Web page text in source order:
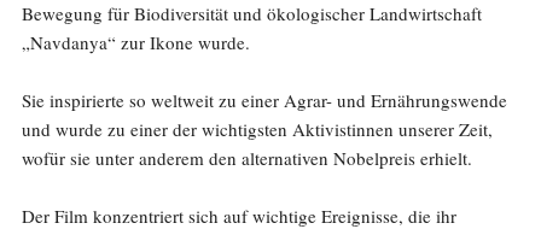
Bewegung für Biodiversität und ökologischer Landwirtschaft
„Navdanya“ zur Ikone wurde.
Sie inspirierte so weltweit zu einer Agrar- und Ernährungswende
und wurde zu einer der wichtigsten Aktivistinnen unserer Zeit,
wofür sie unter anderem den alternativen Nobelpreis erhielt.
Der Film konzentriert sich auf wichtige Ereignisse, die ihr